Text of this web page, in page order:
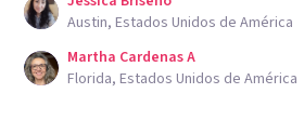
Austin, Estados Unidos de América
Martha Cardenas A
Florida, Estados Unidos de América